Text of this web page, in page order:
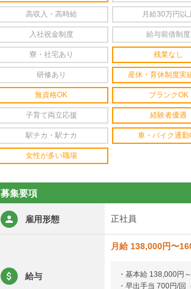
高収入・高時給 月給30万円以
入社祝金制度 給与前借制度
寮・社宅あり 残業なし
研修あり 産休・育休制度実
無資格OK ブランクOK
子育て両立応援 経験者優遇
駅チカ・駅ナカ 車・バイク通勤
女性が多い職場
募集要項
雇用形態 正社員
給与
月給 138,000円〜
・基本給 138,000円
・早出手当 700円/回